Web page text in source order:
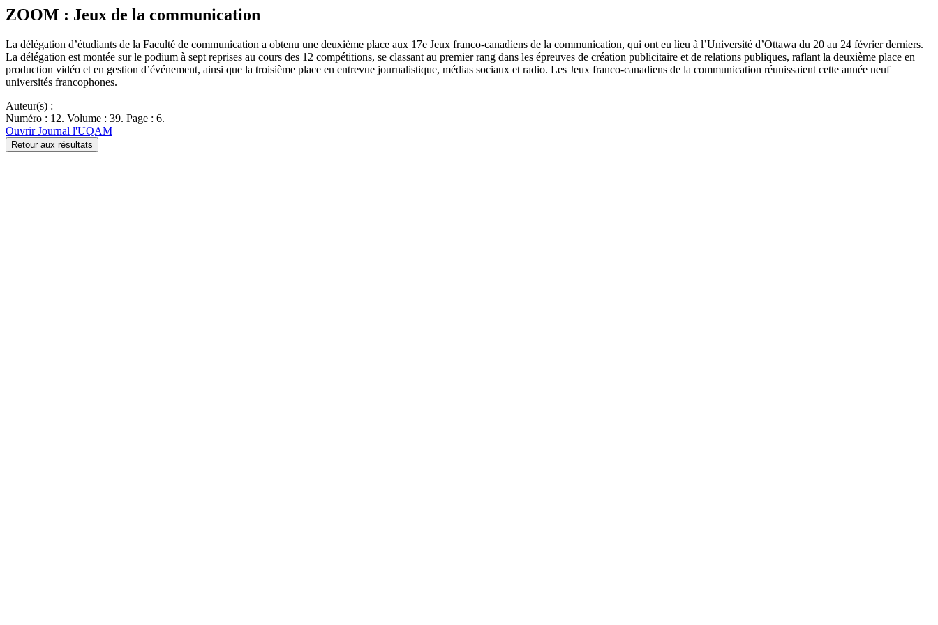
ZOOM : Jeux de la communication
La délégation d’étudiants de la Faculté de communication a obtenu une deuxième place aux 17e Jeux franco-canadiens de la communication, qui ont eu lieu à l’Université d’Ottawa du 20 au 24 février derniers.
La délégation est montée sur le podium à sept reprises au cours des 12 compétitions, se classant au premier rang dans les épreuves de création publicitaire et de relations publiques, raflant la deuxième place en
production vidéo et en gestion d’événement, ainsi que la troisième place en entrevue journalistique, médias sociaux et radio. Les Jeux franco-canadiens de la communication réunissaient cette année neuf
universités francophones.
Auteur(s) :
Numéro : 12. Volume : 39. Page : 6.
Ouvrir Journal l'UQAM
Retour aux résultats